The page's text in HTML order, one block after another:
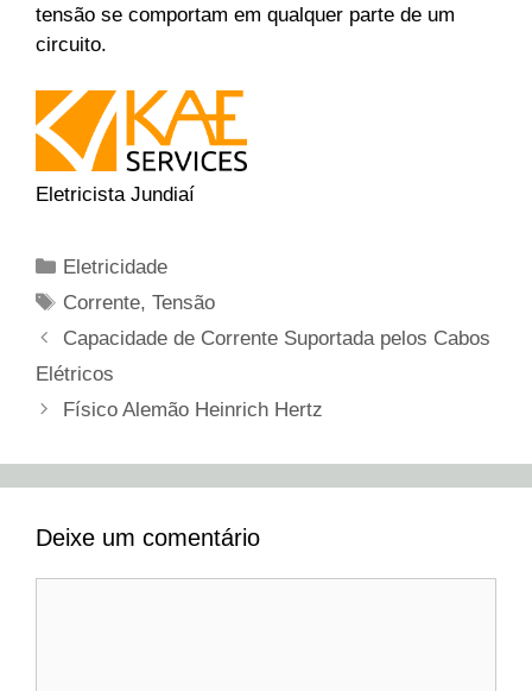
tensão se comportam em qualquer parte de um
circuito.
Eletricista Jundiaí
Categorias
Eletricidade
Tags
Corrente,Tensão
Capacidade de Corrente Suportada pelos Cabos
Elétricos
Físico Alemão Heinrich Hertz
Deixe um comentário